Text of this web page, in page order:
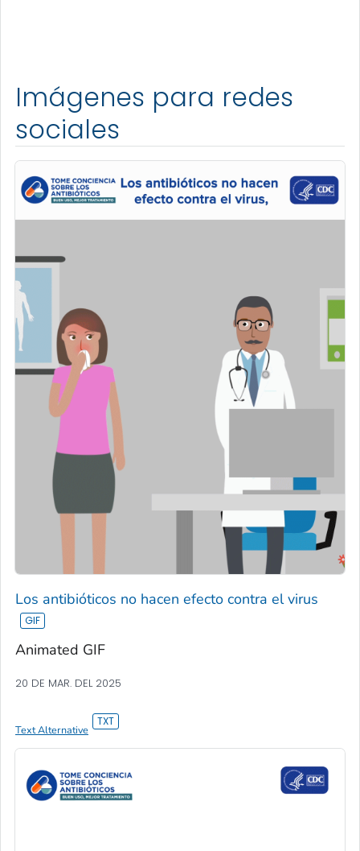
Imágenes para redes
sociales
Los antibióticos no hacen efecto contra el virus
Animated GIF
20 DE MAR. DEL 2025
Text Alternative